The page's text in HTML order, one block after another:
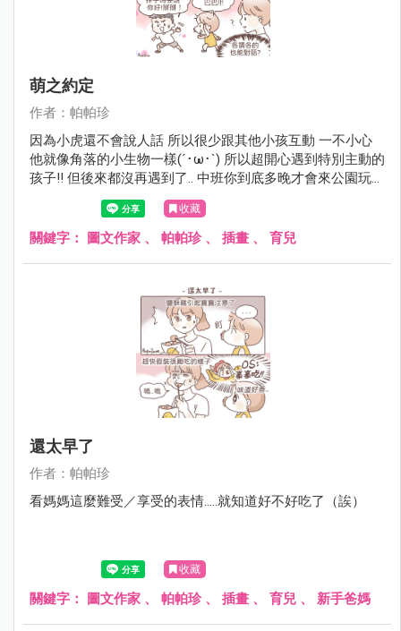
萌之約定
作者：帕帕珍
因為小虎還不會說人話 所以很少跟其他小孩互動 一不小心
他就像角落的小生物一樣(´･ω･`) 所以超開心遇到特別主動的
孩子!! 但後來都沒再遇到了.. 中班你到底多晚才會來公園玩呀
收藏
關鍵字： 圖文作家 、 帕帕珍、 插畫 、 育兒
還太早了
作者：帕帕珍
看媽媽這麼難受／享受的表情.....就知道好不好吃了（誒）
收藏
關鍵字： 圖文作家 、 帕帕珍、 插畫 、 育兒 、 新手爸媽